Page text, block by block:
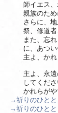
師イエス
親族のため
さらに、
祭、修道
また、忘
に、あつ
主よ、か
主よ、永
してくださ
かれらが
→祈りのひとと
→祈りのひとと